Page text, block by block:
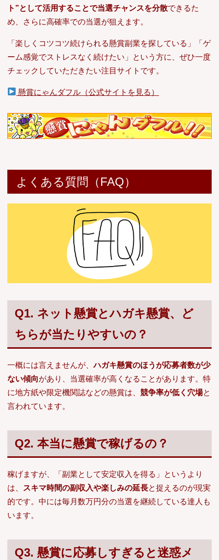
ト”として活用することで当選チャンスを分散できるた
め、さらに高確率での当選が狙えます。
「楽しくコツコツ続けられる懸賞副業を探している」「ゲ
ーム感覚でストレスなく続けたい」という方に、ぜひ一度
チェックしていただきたい注目サイトです。
懸賞にゃんダフル（公式サイトを見る）
よくある質問（FAQ）
Q1. ネット懸賞とハガキ懸賞、ど
ちらが当たりやすいの？
一概には言えませんが、ハガキ懸賞のほうが応募者数が少
ない傾向があり、当選確率が高くなることがあります。特
に地方紙や限定機関誌などの懸賞は、 競争率が低く穴場と
言われています。
Q2. 本当に懸賞で稼げるの？
稼げますが、「副業として安定収入を得る」というより
は、
スキマ時間の副収入や楽しみの延長と捉えるのが現実
的です。中には毎月数万円分の当選を継続している達人も
います。
Q3. 懸賞に応募しすぎると迷惑メ